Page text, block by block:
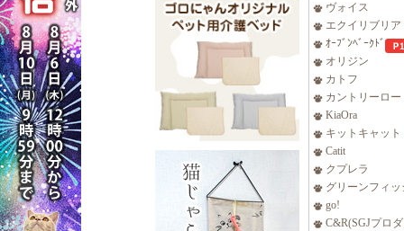
ヴォイス
エクイリブリア
ｵｰﾌﾞﾝﾍﾞｰｸﾄﾞ
オリジン
カトフ
カントリーロー
KiaOra
キットキャット
Catit
クプレラ
グリーンフィッ
go!
C&R(SGJプロ